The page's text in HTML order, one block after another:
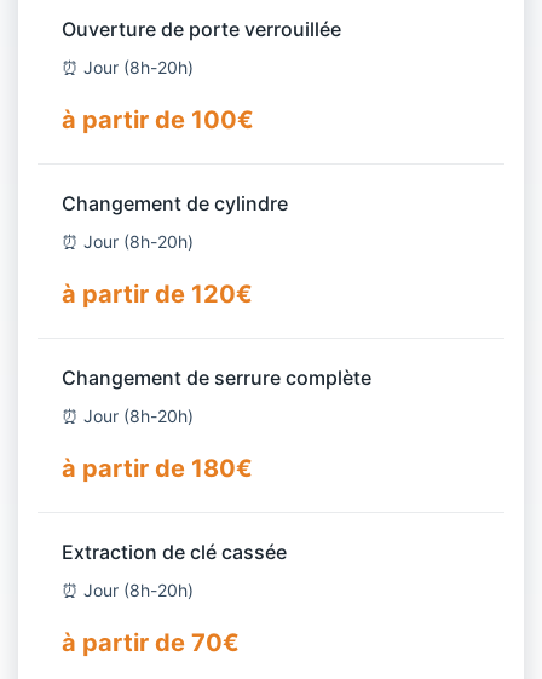
Ouverture de porte verrouillée
⏰ Jour (8h-20h)
à partir de 100€
Changement de cylindre
⏰ Jour (8h-20h)
à partir de 120€
Changement de serrure complète
⏰ Jour (8h-20h)
à partir de 180€
Extraction de clé cassée
⏰ Jour (8h-20h)
à partir de 70€